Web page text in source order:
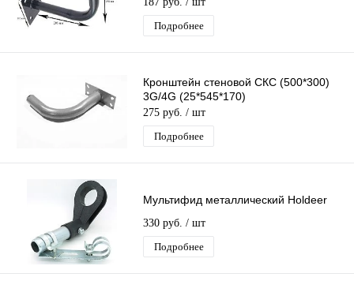
Подробнее
Кронштейн стеновой СКС (500*300)
3G/4G (25*545*170)
275 руб. / шт
Подробнее
Мультифид металлический Holdeer
330 руб. / шт
Подробнее